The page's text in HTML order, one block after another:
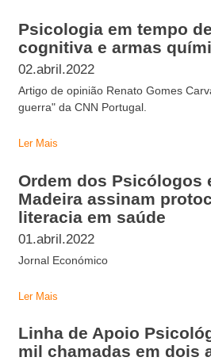
Psicologia em tempo
cognitiva e armas
02.abril.2022
Artigo de opinião Renato Gomes
guerra" da CNN Portugal.
Ler Mais
Ordem dos Psicólogos
Madeira assinam
literacia em saúde
01.abril.2022
Jornal Económico
Ler Mais
Linha de Apoio
mil chamadas em dois